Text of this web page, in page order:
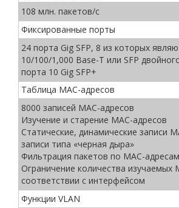
108 млн. пакетов/с
Фиксированные порты
24 порта Gig SFP, 8 из которых
10/100/1,000 Base-T или SFP
порта 10 Gig SFP+
Таблица MAC-адресов
8000 записей MAC-адресов
Изучение и старение MAC-адресов
Статические, динамические записи
записи типа «черная дыра»
Фильтрация пакетов по MAC-
Ограничение количества изучаемых
соответствии с интерфейсом
Функции VLAN